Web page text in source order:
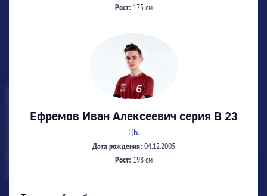
Рост: 175 см
Ефремов Иван Алексеевич серия В 23
ЦБ.
Дата рождения: 04.12.2005
Рост: 198 см